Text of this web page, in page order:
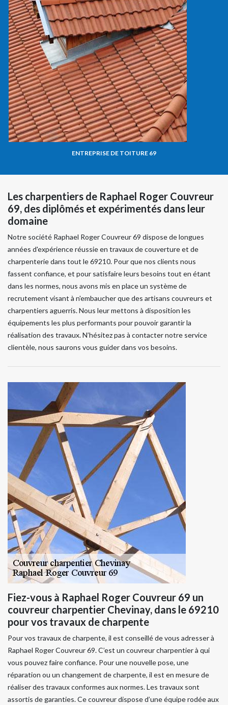
ENTREPRISE DE TOITURE 69
Les charpentiers de Raphael Roger Couvreur
69, des diplômés et expérimentés dans leur
domaine
Notre société Raphael Roger Couvreur 69 dispose de longues
années d'expérience réussie en travaux de couverture et de
charpenterie dans tout le 69210. Pour que nos clients nous
fassent confiance, et pour satisfaire leurs besoins tout en étant
dans les normes, nous avons mis en place un système de
recrutement visant à n'embaucher que des artisans couvreurs et
charpentiers aguerris. Nous leur mettons à disposition les
équipements les plus performants pour pouvoir garantir la
réalisation des travaux. N’hésitez pas à contacter notre service
clientèle, nous saurons vous guider dans vos besoins.
Fiez-vous à Raphael Roger Couvreur 69 un
couvreur charpentier Chevinay, dans le 69210
pour vos travaux de charpente
Pour vos travaux de charpente, il est conseillé de vous adresser à
Raphael Roger Couvreur 69. C’est un couvreur charpentier à qui
vous pouvez faire confiance. Pour une nouvelle pose, une
réparation ou un changement de charpente, il est en mesure de
réaliser des travaux conformes aux normes. Les travaux sont
assortis de garanties. Ce couvreur dispose d’une équipe rodée aux